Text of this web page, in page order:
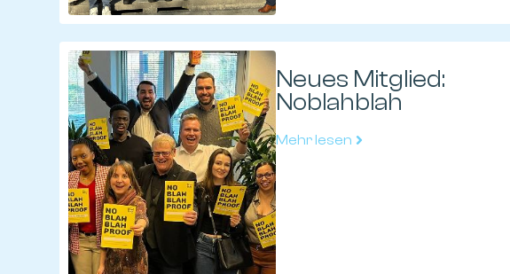
Neues Mitglied:
Noblahblah
Mehr lesen